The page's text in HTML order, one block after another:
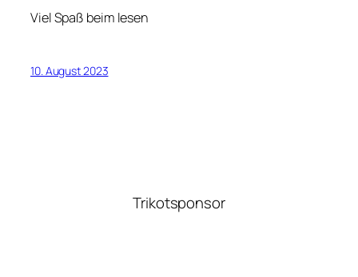
Viel Spaß beim lesen
10. August 2023
Trikotsponsor